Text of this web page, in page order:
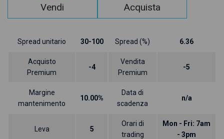
Vendi Acquista
Spread unitario 30-100 Spread (%) 6.36
Acquisto
Premium
-4
Vendita
Premium
-5
Margine
mantenimento
10.00%
Data di
scadenza
n/a
Leva 5
Orari di
trading
Mon - Fri: 7am
- 3pm